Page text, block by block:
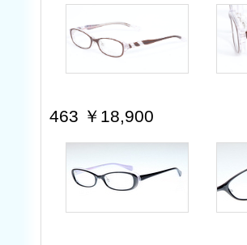
463 ￥18,900